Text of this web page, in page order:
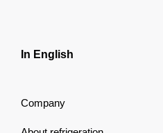
In English
Company